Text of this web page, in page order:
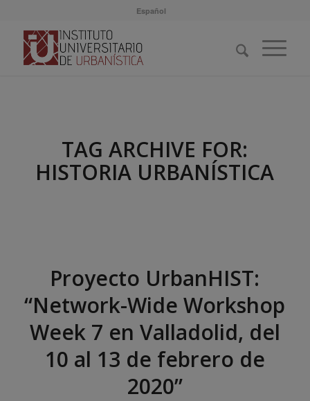
Español
TAG ARCHIVE FOR:
HISTORIA URBANÍSTICA
Proyecto UrbanHIST:
“Network-Wide Workshop
Week 7 en Valladolid, del
10 al 13 de febrero de
2020”